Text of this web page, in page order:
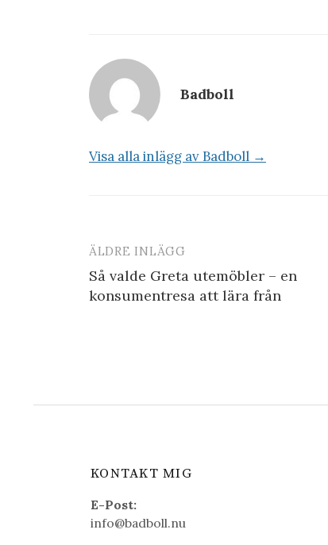
Badboll
Visa alla inlägg av Badboll →
Inläggsnavigering
ÄLDRE INLÄGG
Så valde Greta utemöbler – en
konsumentresa att lära från
KONTAKT MIG
E-Post:
info@badboll.nu